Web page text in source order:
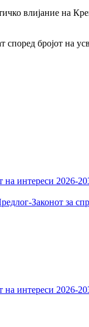
влијание на
бројот на
на интереси 2026-
Законот за
на интереси 2026-